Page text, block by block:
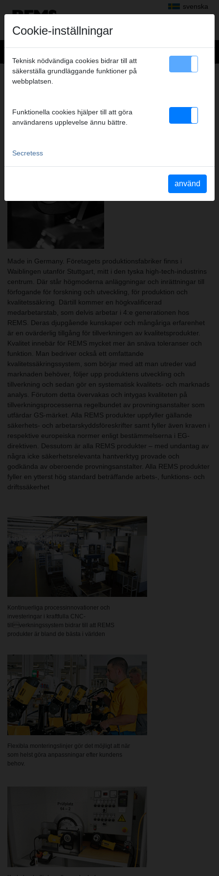
svenska
DEN HÖGMODERNA PRODUKTION –
GARANTEN FÖR REMS
Made in Germany. Företagets produktionsfabriker finns i
Waiblingen utanför Stuttgart, mitt i den tyska high-tech-industrins
centrum. Där står högmoderna anläggningar och inrättningar till
förfogande för forskning och utveckling, för produktion och
kvalitetssäkring. Därtill kommer en högkvalificerad
medarbetarstab, som delvis arbetar i 4:e generationen hos
REMS. Deras djupgående kunskaper och mångåriga erfarenhet
är en ovärderlig tillgång för tillverkningen av kvalitetsprodukter.
Kvalitet innebär för REMS mycket mer än snäva toleranser och
funktion. Man bedriver också ett omfattande
kvalitetssäkringssystem, som börjar med att man utreder vad
marknaden behöver, följer upp produktens utveckling och
tillverkning och sedan gör en systematisk kvalitets- och marknads
analys. Förutom detta övervakas och intygas kvaliteten på
tillverkningsprocesserna regelbundet av provningsanstalter som
utfärdar GS-märket. Alla REMS produkter uppfyller gällande
säkerhets- och arbetarskyddsföreskrifter samt fyller även kraven i
respektive europeiska normer enligt bestämmelserna i EG-
direktiven. Dessutom är alla REMS produkter – med undantag av
några icke säkerhetsrelevanta hantverktyg provade och
godkända av oberoende provningsanstalter. Alla REMS produkter
fyller en ytterst hög standard beträffande arbets-, funktions- och
driftssäkerhet
Kontinuerliga processinnovationer och
investeringar i kraftfulla CNC-
tillverkningssystem bidrar till att REMS
produkter är bland de bästa i världen
Flexibla monteringslinjer gör det möjligt att när
som helst göra anpassningar efter kundens
behov.
Cookie-inställningar
Teknisk nödvändiga cookies bidrar till att
säkerställa grundläggande funktioner på
webbplatsen.
Funktionella cookies hjälper till att göra
användarens upplevelse ännu bättre.
Secretess
använd